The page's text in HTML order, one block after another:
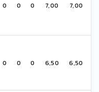
0 0 0 7,00 7,00
0 0 0 6,50 6,50